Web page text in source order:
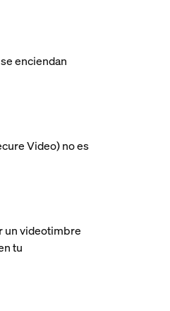
enciendan
Video) no es
un videotimbre
tu